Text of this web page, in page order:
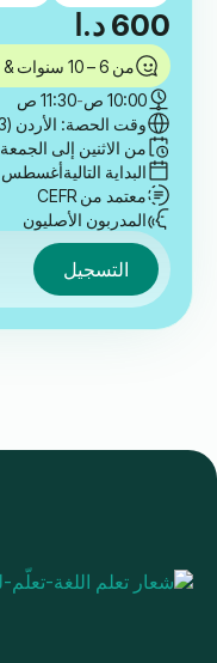
600 د.ا
من 6 – 10 سنوات & من 11 – 16 سنة
10:00 ص
-11:30 ص
وقت الحصة: الأردن (GMT+3)
من الاثنين إلى الجمعة
البداية التاليةأغسطس 17, 2026
معتمد من CEFR
المدربون الأصليون
التسجيل